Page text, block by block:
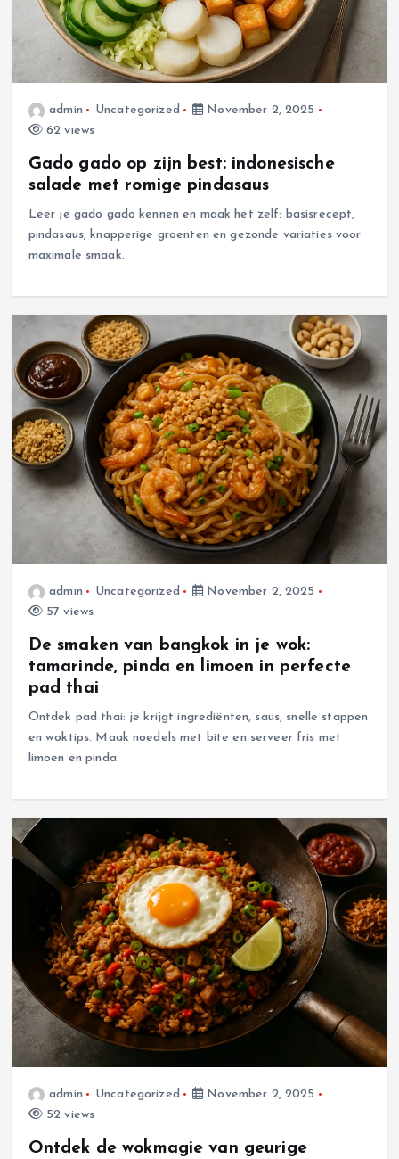
admin Uncategorized
November 2, 2025
62 views
Gado gado op zijn best: indonesische
salade met romige pindasaus
Leer je gado gado kennen en maak het zelf: basisrecept,
pindasaus, knapperige groenten en gezonde variaties voor
maximale smaak.
admin Uncategorized
November 2, 2025
57 views
De smaken van bangkok in je wok:
tamarinde, pinda en limoen in perfecte
pad thai
Ontdek pad thai: je krijgt ingrediënten, saus, snelle stappen
en woktips. Maak noedels met bite en serveer fris met
limoen en pinda.
admin Uncategorized
November 2, 2025
52 views
Ontdek de wokmagie van geurige